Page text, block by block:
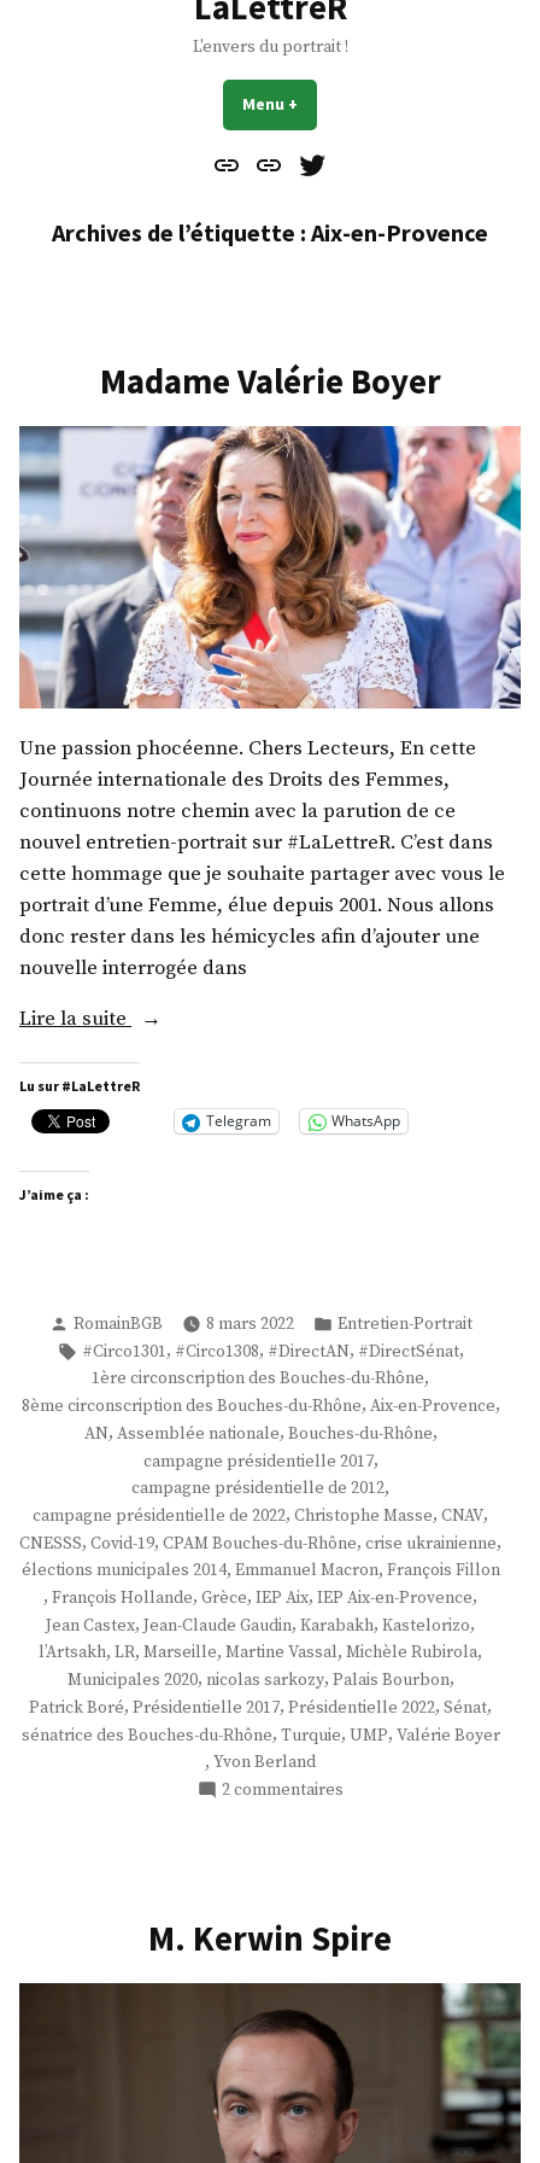
L'envers du portrait !
Menu +
Contact
À
Mes
Archives de l’étiquette : Aix-en-Provence
Madame Valérie Boyer
Une passion phocéenne. Chers Lecteurs, En cette
Journée internationale des Droits des Femmes,
continuons notre chemin avec la parution de ce
nouvel entretien-portrait sur #LaLettreR. C’est dans
cette hommage que je souhaite partager avec vous le
portrait d’une Femme, élue depuis 2001. Nous allons
donc rester dans les hémicycles afin d’ajouter une
nouvelle interrogée dans
Lire la suite « Madame
Boyer »
Lu sur #LaLettreR
Telegram WhatsApp
J’aime ça :
Publié
par
RomainBGB 8 mars 2022
Publié
dans
Entretien-Portrait
Étiquettes :
#Circo1301, #Circo1308, #DirectAN, #DirectSénat,
1ère circonscription des Bouches-du-Rhône,
8ème circonscription des Bouches-du-Rhône, Aix-en-Provence,
AN, Assemblée nationale, Bouches-du-Rhône,
campagne présidentielle 2017,
campagne présidentielle de 2012,
campagne présidentielle de 2022, Christophe Masse, CNAV,
CNESSS, Covid-19, CPAM Bouches-du-Rhône, crise ukrainienne,
élections municipales 2014, Emmanuel Macron, François Fillon
, François Hollande, Grèce, IEP Aix, IEP Aix-en-Provence,
Jean Castex, Jean-Claude Gaudin, Karabakh, Kastelorizo,
l’Artsakh, LR, Marseille, Martine Vassal, Michèle Rubirola,
Municipales 2020, nicolas sarkozy, Palais Bourbon,
Patrick Boré, Présidentielle 2017, Présidentielle 2022, Sénat,
sénatrice des Bouches-du-Rhône, Turquie, UMP, Valérie Boyer
, Yvon Berland
2 commentairessur
M. Kerwin Spire